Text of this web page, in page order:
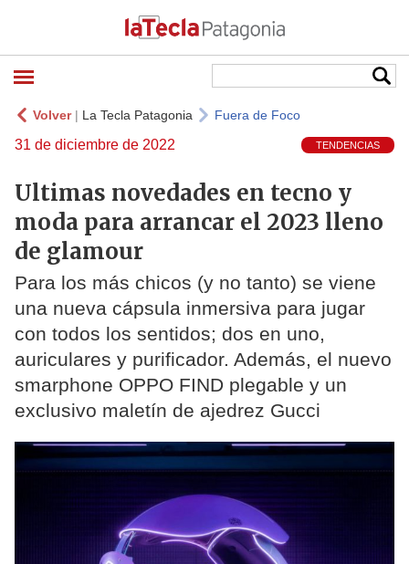
Volver| La Tecla Patagonia Fuera de Foco
31 de diciembre de 2022 TENDENCIAS
Ultimas novedades en tecno y
moda para arrancar el 2023 lleno
de glamour
Para los más chicos (y no tanto) se viene
una nueva cápsula inmersiva para jugar
con todos los sentidos; dos en uno,
auriculares y purificador. Además, el nuevo
smarphone OPPO FIND plegable y un
exclusivo maletín de ajedrez Gucci